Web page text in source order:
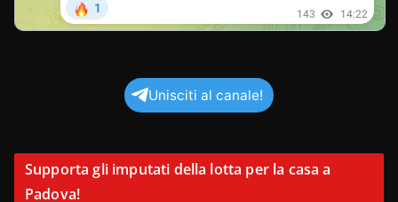
Unisciti al canale!
Supporta gli imputati della lotta per la casa a
Padova!